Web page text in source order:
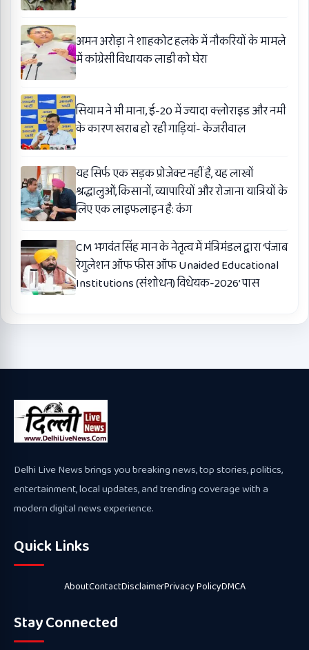
अमन अरोड़ा ने शाहकोट हलके में नौकरियों के मामले
में कांग्रेसी विधायक लाडी को घेरा
सियाम ने भी माना, ई-20 में ज्यादा क्लोराइड और नमी
के कारण खराब हो रही गाड़ियां- केजरीवाल
यह सिर्फ एक सड़क प्रोजेक्ट नहीं है, यह लाखों
श्रद्धालुओं, किसानों, व्यापारियों और रोजाना यात्रियों के
लिए एक लाइफलाइन है: कंग
CM भगवंत सिंह मान के नेतृत्व में मंत्रिमंडल द्वारा ‘पंजाब
रेगुलेशन ऑफ फीस ऑफ Unaided Educational
Institutions (संशोधन) विधेयक-2026’ पास
Delhi Live News brings you breaking news, top stories, politics,
entertainment, local updates, and trending coverage with a
modern digital news experience.
Quick Links
AboutContactDisclaimerPrivacy PolicyDMCA
Stay Connected